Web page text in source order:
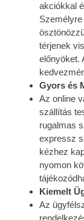
akciókkal
térjenek
előnyöket.
Gyors és
Az online
szállítás
rugalmas
expressz
kézhez
nyomon
Kiemelt
Az